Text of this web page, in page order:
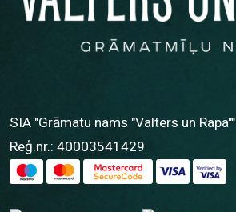
SIA "Grāmatu nams "Valters un Rapa""
Reģ.nr.: 40003541429